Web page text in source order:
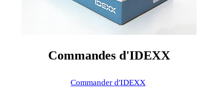
Commandes d'IDEXX
Commander d'IDEXX